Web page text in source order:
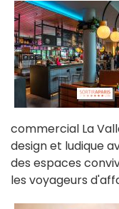
commercial La
design et ludique
des espaces
les voyageurs